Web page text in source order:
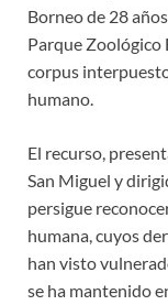
Borneo de 28
Parque Zoológico
corpus
humano.
El recurso,
San Miguel y
persigue
humana, cuyos
han visto
se ha mantenido